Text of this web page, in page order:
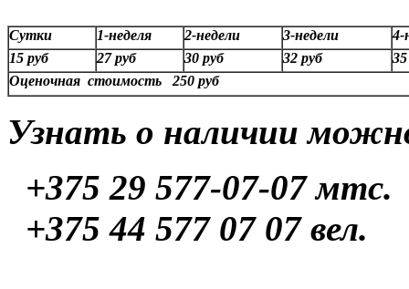
Сутки 1-неделя 2-недели 3-недели
4-
15 руб
27 руб 30 руб 32 руб
Оценочная стоимость 250 руб
Узнать о наличии
+375 29 577-07-07 мтс.
+375 44 577 07 07 вел.